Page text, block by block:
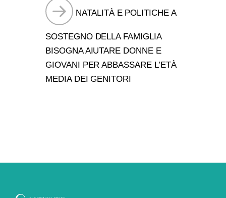
NATALITÀ E POLITICHE A
SOSTEGNO DELLA FAMIGLIA
BISOGNA AIUTARE DONNE E
GIOVANI PER ABBASSARE L’ETÀ
MEDIA DEI GENITORI